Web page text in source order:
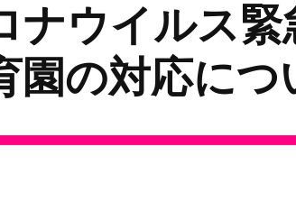
ナウイルス
園の対応につ